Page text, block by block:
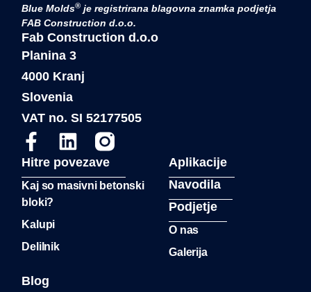
Blue Molds® je registrirana blagovna znamka podjetja
FAB Construction d.o.o.
Fab Construction d.o.o
Planina 3
4000 Kranj
Slovenia
VAT no. SI 52177505
Hitre povezave
Kaj so masivni betonski
bloki?
Kalupi
Delilnik
Aplikacije
Navodila
Podjetje
O nas
Galerija
Blog